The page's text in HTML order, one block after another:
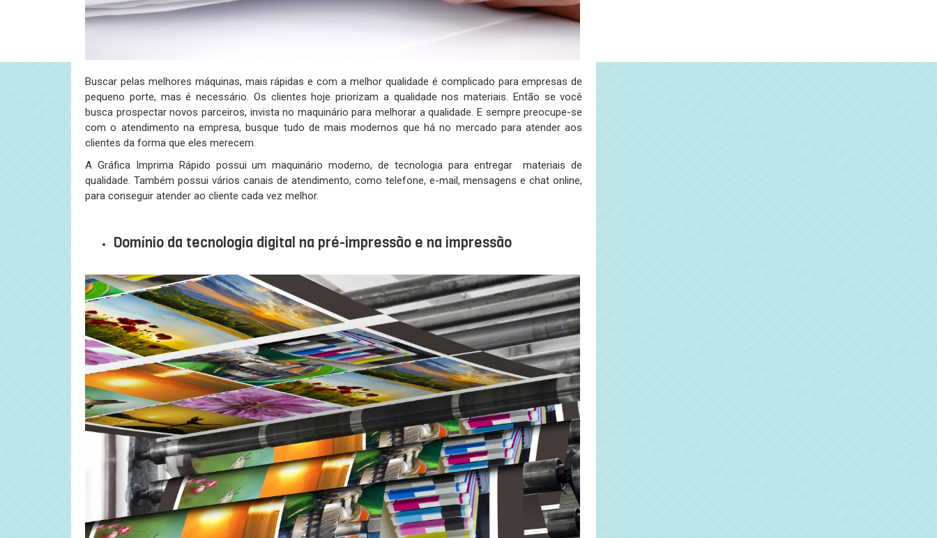
Buscar pelas melhores máquinas, mais rápidas e com a melhor qualidade é complicado para empresas de
pequeno porte, mas é necessário. Os clientes hoje priorizam a qualidade nos materiais. Então se você
busca prospectar novos parceiros, invista no maquinário para melhorar a qualidade. E sempre preocupe-se
com o atendimento na empresa, busque tudo de mais modernos que há no mercado para atender aos
clientes da forma que eles merecem.
A Gráfica Imprima Rápido possui um maquinário moderno, de tecnologia para entregar materiais de
qualidade. Também possui vários canais de atendimento, como telefone, e-mail, mensagens e chat online,
para conseguir atender ao cliente cada vez melhor.
Domínio da tecnologia digital na pré-impressão e na impressão